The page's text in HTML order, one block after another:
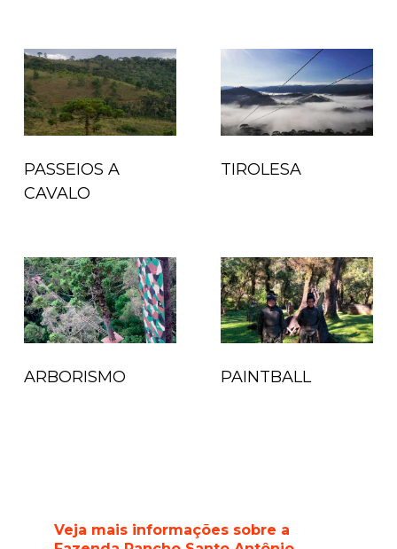
PASSEIOS A
CAVALO
TIROLESA
ARBORISMO PAINTBALL
Veja mais informações sobre a